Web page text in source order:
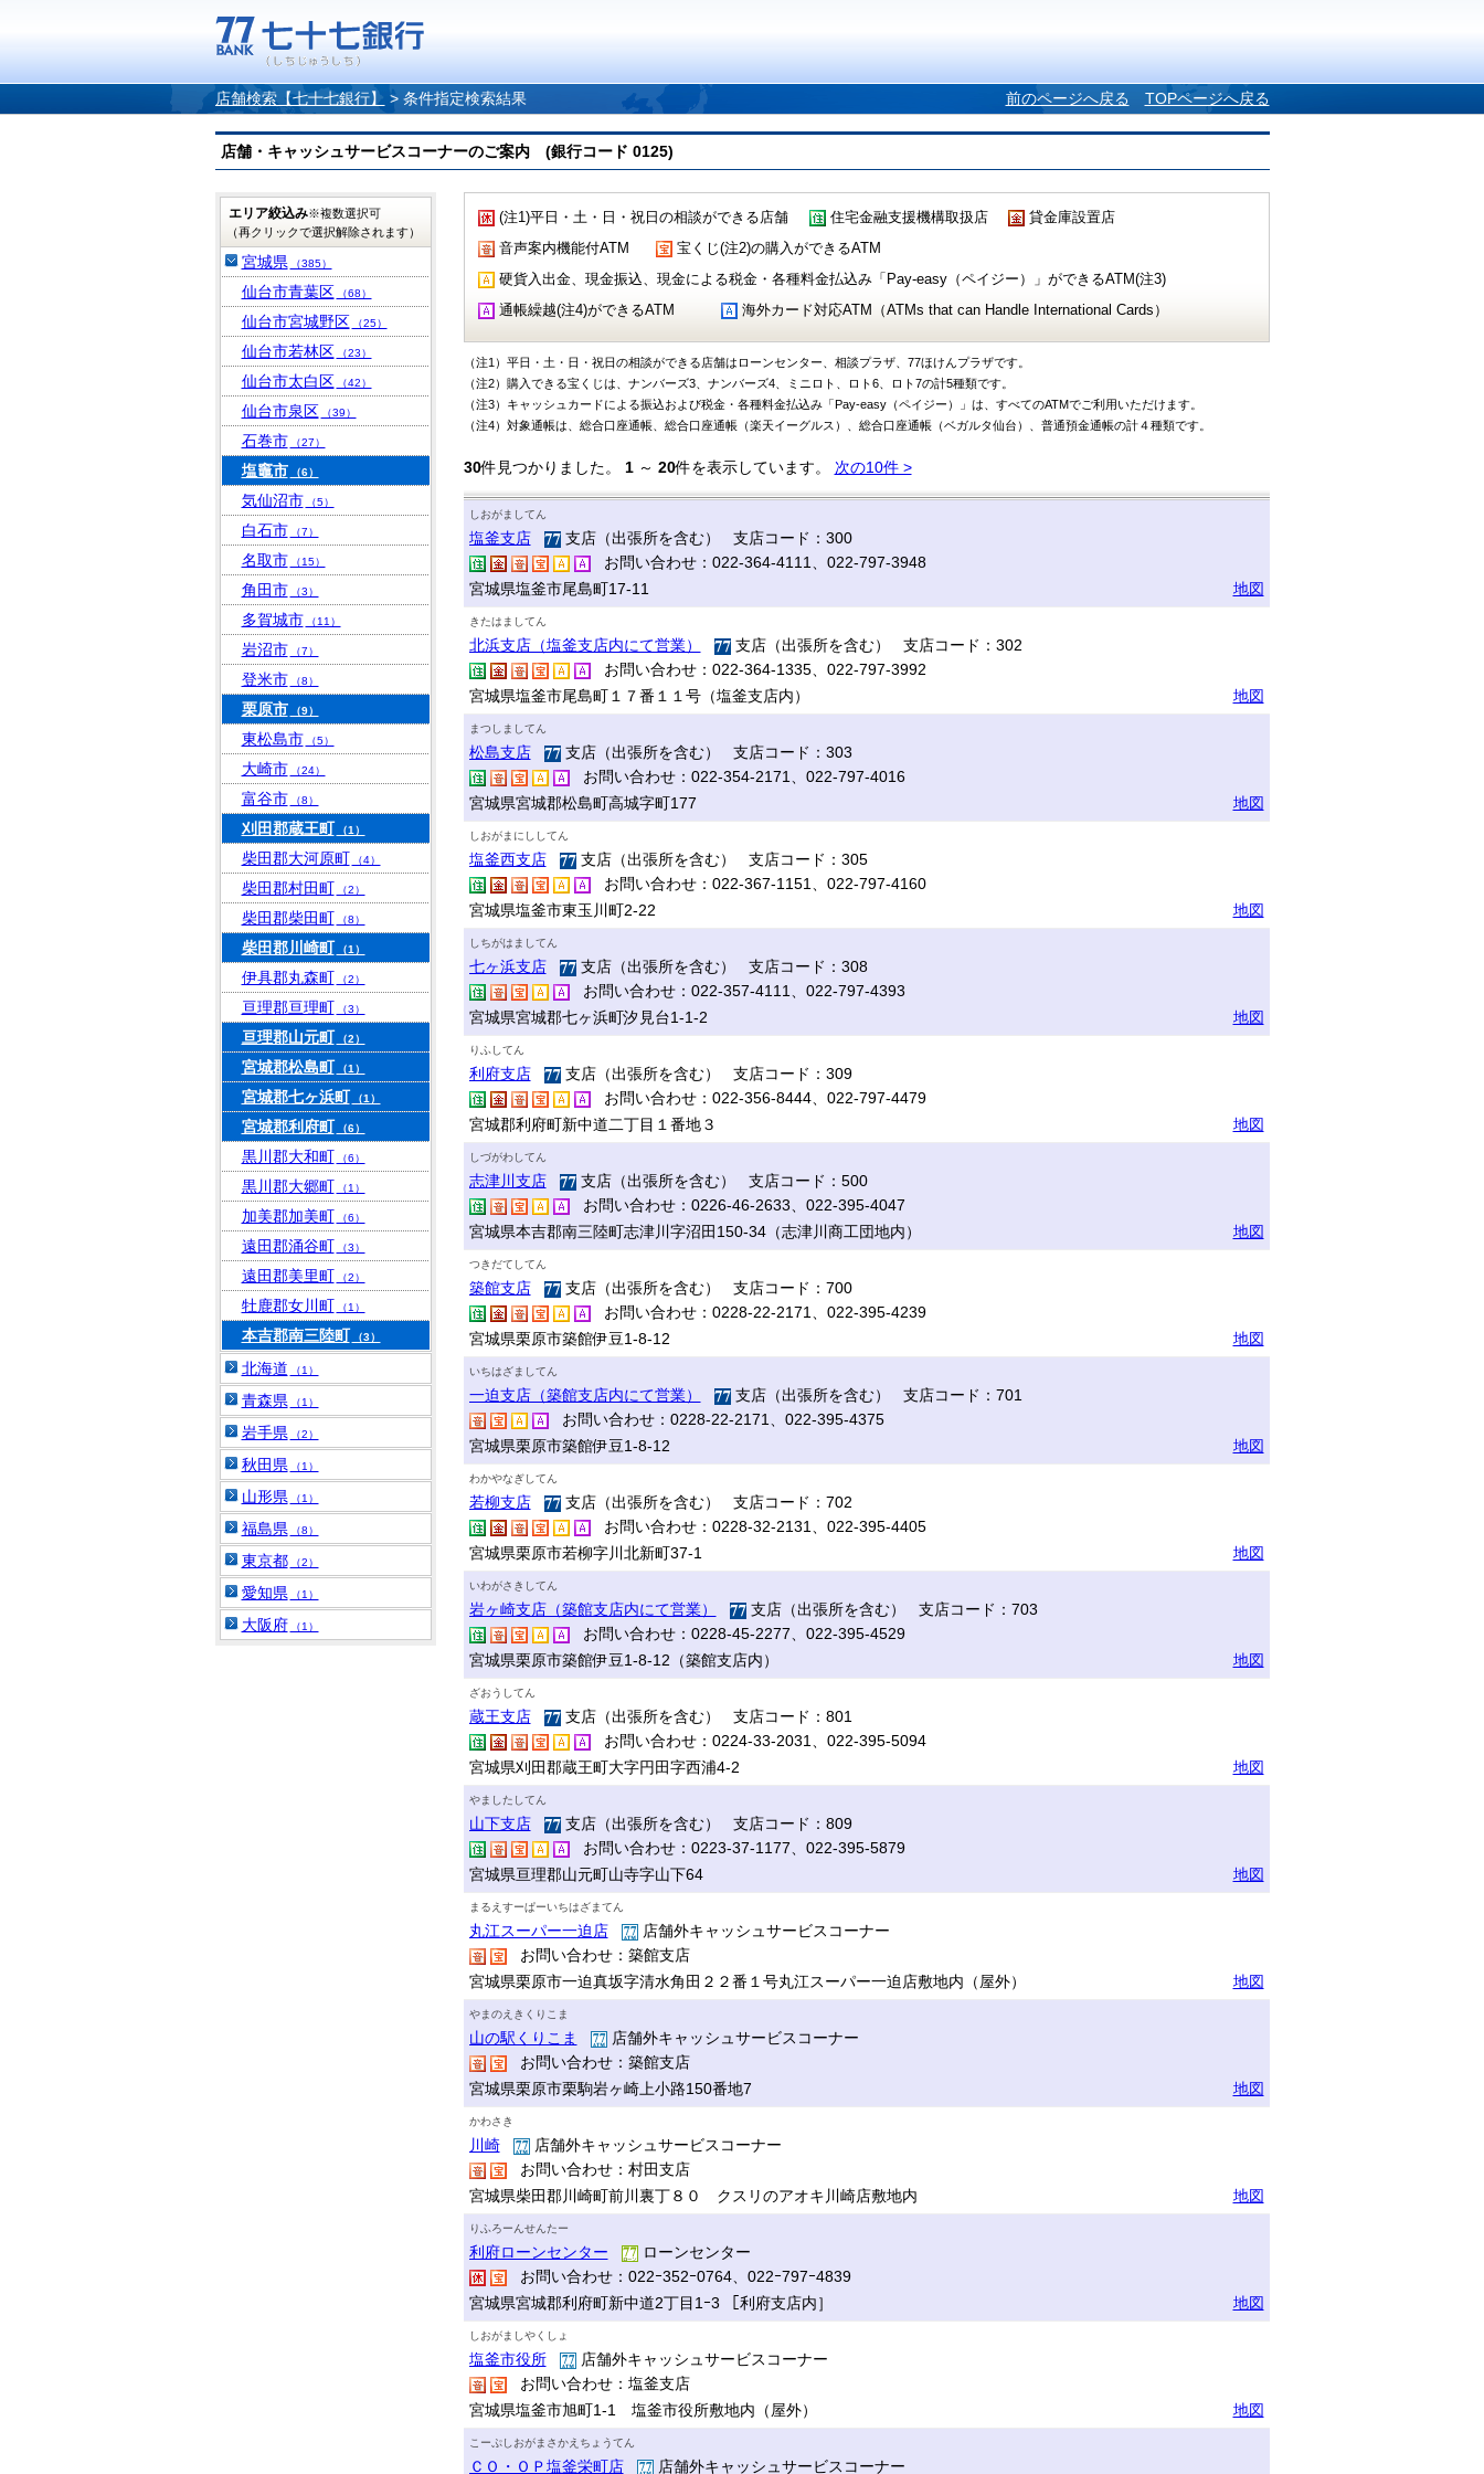
店舗検索【七十七銀行】 > 条件指定検索結果 前のページへ戻る TOPページへ戻る
店舗・キャッシュサービスコーナーのご案内 (銀行コード 0125)
(注1)平日・土・日・祝日の相談ができる店舗 住宅金融支援機構取扱店
貸金庫設置店
音声案内機能付ATM
宝くじ(注2)の購入ができるATM
硬貨入出金、現金振込、現金による税金・各種料金払込み「Pay-easy（ペイジー）」ができるATM(注3)
通帳繰越(注4)ができるATM
海外カード対応ATM（ATMs that can Handle International Cards）
（注1）平日・土・日・祝日の相談ができる店舗はローンセンター、相談プラザ、77ほけんプラザです。
（注2）購入できる宝くじは、ナンバーズ3、ナンバーズ4、ミニロト、ロト6、ロト7の計5種類です。
（注3）キャッシュカードによる振込および税金・各種料金払込み「Pay-easy（ペイジー）」は、すべてのATMでご利用いただけます。
（注4）対象通帳は、総合口座通帳、総合口座通帳（楽天イーグルス）、総合口座通帳（ベガルタ仙台）、普通預金通帳の計４種類です。
30件見つかりました。 1～ 20件を表示しています。 次の10件 >
しおがましてん
塩釜支店
支店（出張所を含む） 支店コード：300
お問い合わせ：022-364-4111、022-797-3948
宮城県塩釜市尾島町17‐11
地図
きたはましてん
北浜支店（塩釜支店内にて営業）
支店（出張所を含む） 支店コード：302
お問い合わせ：022-364-1335、022-797-3992
宮城県塩釜市尾島町１７番１１号（塩釜支店内）
地図
まつしましてん
松島支店
支店（出張所を含む） 支店コード：303
お問い合わせ：022-354-2171、022-797-4016
宮城県宮城郡松島町高城字町177
地図
しおがまにししてん
塩釜西支店
支店（出張所を含む） 支店コード：305
お問い合わせ：022-367-1151、022-797-4160
宮城県塩釜市東玉川町2-22
地図
しちがはましてん
七ヶ浜支店
支店（出張所を含む） 支店コード：308
お問い合わせ：022-357-4111、022-797-4393
宮城県宮城郡七ヶ浜町汐見台1-1-2
地図
りふしてん
利府支店
支店（出張所を含む） 支店コード：309
お問い合わせ：022-356-8444、022-797-4479
宮城郡利府町新中道二丁目１番地３
地図
しづがわしてん
志津川支店
支店（出張所を含む） 支店コード：500
お問い合わせ：0226-46-2633、022-395-4047
宮城県本吉郡南三陸町志津川字沼田150-34（志津川商工団地内）
地図
つきだてしてん
築館支店
支店（出張所を含む） 支店コード：700
お問い合わせ：0228-22-2171、022-395-4239
宮城県栗原市築館伊豆1-8-12
地図
いちはざましてん
一迫支店（築館支店内にて営業）
支店（出張所を含む） 支店コード：701
お問い合わせ：0228-22-2171、022-395-4375
宮城県栗原市築館伊豆1-8-12
地図
わかやなぎしてん
若柳支店
支店（出張所を含む） 支店コード：702
お問い合わせ：0228-32-2131、022-395-4405
宮城県栗原市若柳字川北新町37-1
地図
いわがさきしてん
岩ヶ崎支店（築館支店内にて営業）
支店（出張所を含む） 支店コード：703
お問い合わせ：0228-45-2277、022-395-4529
宮城県栗原市築館伊豆1-8-12（築館支店内）
地図
ざおうしてん
蔵王支店
支店（出張所を含む） 支店コード：801
お問い合わせ：0224-33-2031、022-395-5094
宮城県刈田郡蔵王町大字円田字西浦4-2
地図
やましたしてん
山下支店
支店（出張所を含む） 支店コード：809
お問い合わせ：0223-37-1177、022-395-5879
宮城県亘理郡山元町山寺字山下64
地図
まるえすーぱーいちはざまてん
丸江スーパー一迫店
店舗外キャッシュサービスコーナー
お問い合わせ：築館支店
宮城県栗原市一迫真坂字清水角田２２番１号丸江スーパー一迫店敷地内（屋外）
地図
やまのえきくりこま
山の駅くりこま
店舗外キャッシュサービスコーナー
お問い合わせ：築館支店
宮城県栗原市栗駒岩ヶ崎上小路150番地7
地図
かわさき
川崎
店舗外キャッシュサービスコーナー
お問い合わせ：村田支店
宮城県柴田郡川崎町前川裏丁８０ クスリのアオキ川崎店敷地内
地図
りふろーんせんたー
利府ローンセンター
ローンセンター
お問い合わせ：022ｰ352ｰ0764、022ｰ797ｰ4839
宮城県宮城郡利府町新中道2丁目1ｰ3 ［利府支店内］
地図
しおがましやくしょ
塩釜市役所
店舗外キャッシュサービスコーナー
お問い合わせ：塩釜支店
宮城県塩釜市旭町1-1 塩釜市役所敷地内（屋外）
地図
こーぷしおがまさかえちょうてん
ＣＯ・ＯＰ塩釜栄町店 店舗外キャッシュサービスコーナー
エリア絞込み※複数選択可
（再クリックで選択解除されます）
宮城県 （385）
仙台市青葉区 （68）
仙台市宮城野区 （25）
仙台市若林区 （23）
仙台市太白区 （42）
仙台市泉区 （39）
石巻市 （27）
塩竈市 （6）
気仙沼市 （5）
白石市 （7）
名取市 （15）
角田市 （3）
多賀城市 （11）
岩沼市 （7）
登米市 （8）
栗原市 （9）
東松島市 （5）
大崎市 （24）
富谷市 （8）
刈田郡蔵王町 （1）
柴田郡大河原町 （4）
柴田郡村田町 （2）
柴田郡柴田町 （8）
柴田郡川崎町 （1）
伊具郡丸森町 （2）
亘理郡亘理町 （3）
亘理郡山元町 （2）
宮城郡松島町 （1）
宮城郡七ヶ浜町 （1）
宮城郡利府町 （6）
黒川郡大和町 （6）
黒川郡大郷町 （1）
加美郡加美町 （6）
遠田郡涌谷町 （3）
遠田郡美里町 （2）
牡鹿郡女川町 （1）
本吉郡南三陸町 （3）
北海道 （1）
青森県 （1）
岩手県 （2）
秋田県 （1）
山形県 （1）
福島県 （8）
東京都 （2）
愛知県 （1）
大阪府 （1）